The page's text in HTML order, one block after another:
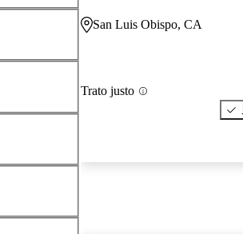
San Luis Obispo, CA
Trato justo